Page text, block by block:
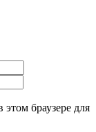
браузере для